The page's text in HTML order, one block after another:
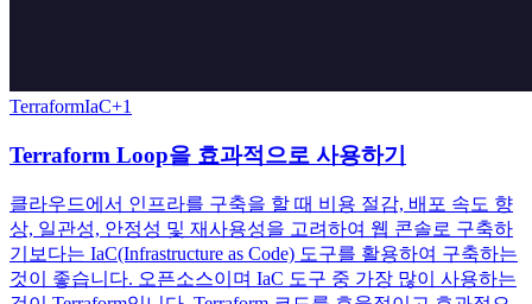
TerraformIaC+1
Terraform Loop을 효과적으로 사용하기
클라우드에서 인프라를 구축을 할 때 비용 절감, 배포 속도 향
상, 일관성, 안정성 및 재사용성을 고려하여 웹 콘솔로 구축하
기보다는 IaC(Infrastructure as Code) 도구를 활용하여 구축하는
것이 좋습니다. 오픈소스이며 IaC 도구 중 가장 많이 사용하는